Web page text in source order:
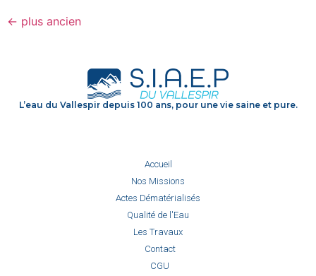
← plus ancien
L’eau du Vallespir depuis 100 ans, pour une vie saine et pure.
Accueil
Nos Missions
Actes Dématérialisés
Qualité de l'Eau
Les Travaux
Contact
CGU